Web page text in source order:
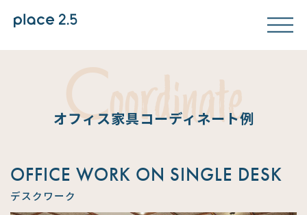
Coordinate
オフィス家具コーディネート例
OFFICE WORK ON SINGLE DESK
デスクワーク